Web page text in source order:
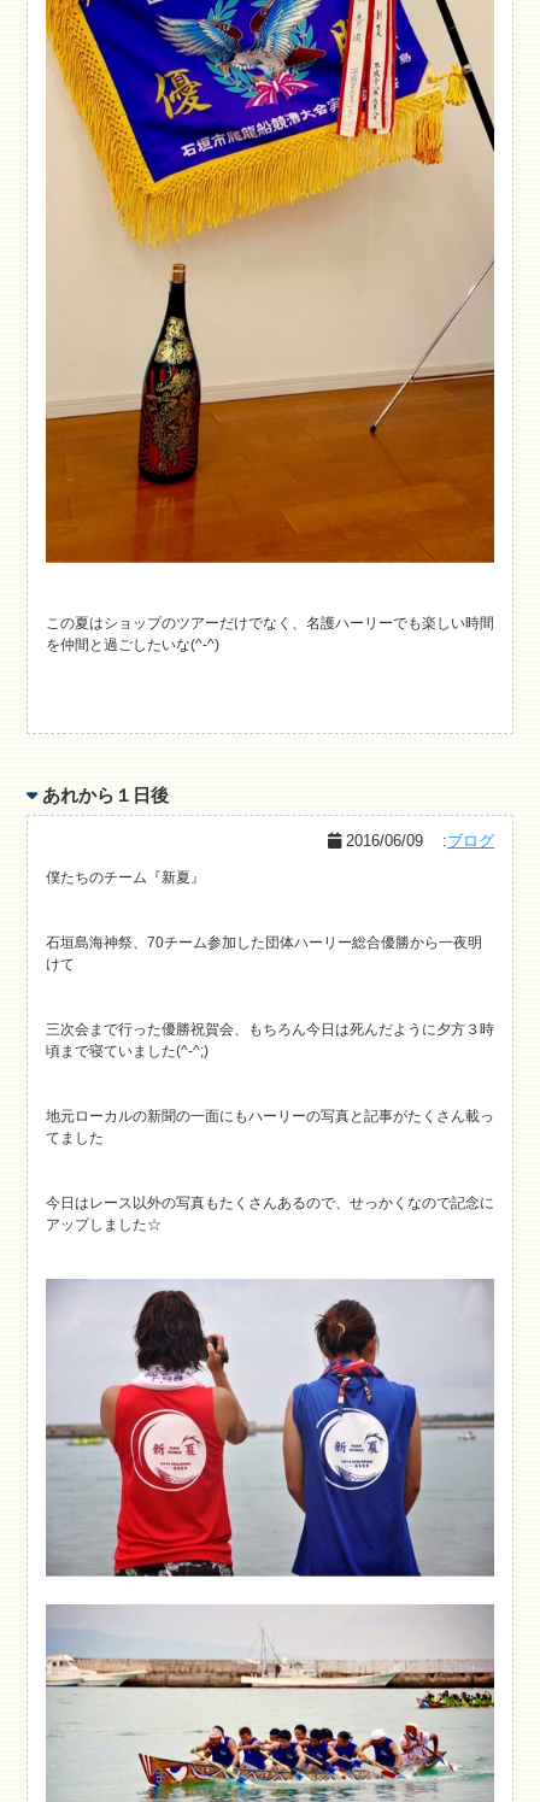
この夏はショップのツアーだけでなく、名護ハーリーでも楽しい時間
を仲間と過ごしたいな(^-^)
あれから１日後
2016/06/09 :ブログ
僕たちのチーム『新夏』
石垣島海神祭、70チーム参加した団体ハーリー総合優勝から一夜明
けて
三次会まで行った優勝祝賀会、もちろん今日は死んだように夕方３時
頃まで寝ていました(^-^;)
地元ローカルの新聞の一面にもハーリーの写真と記事がたくさん載っ
てました
今日はレース以外の写真もたくさんあるので、せっかくなので記念に
アップしました☆